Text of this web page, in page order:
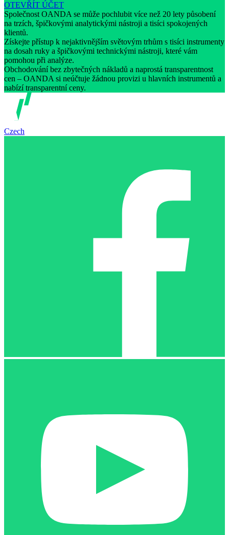
OTEVŘÍT ÚČET
Společnost OANDA se může pochlubit více než 20 lety působení
na trzích, špičkovými analytickými nástroji a tisíci spokojených
klientů.
Získejte přístup k nejaktivnějším světovým trhům s tisíci instrumenty
na dosah ruky a špičkovými technickými nástroji, které vám
pomohou při analýze.
Obchodování bez zbytečných nákladů a naprostá transparentnost
cen – OANDA si neúčtuje žádnou provizi u hlavních instrumentů a
nabízí transparentní ceny.
Czech